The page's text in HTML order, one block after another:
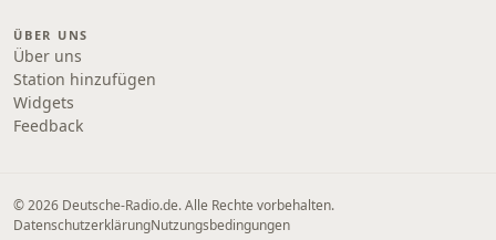
ÜBER UNS
Über uns
Station hinzufügen
Widgets
Feedback
© 2026 Deutsche-Radio.de. Alle Rechte vorbehalten.
DatenschutzerklärungNutzungsbedingungen